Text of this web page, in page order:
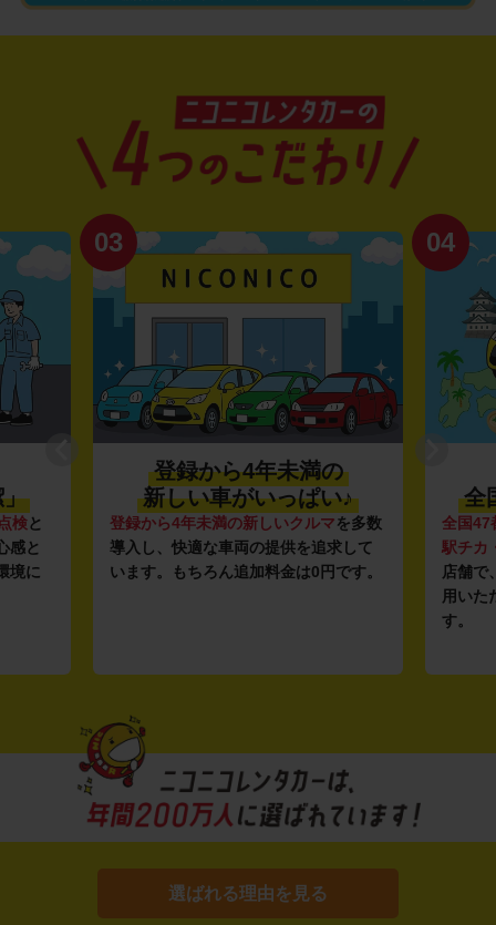
」
検と
感と
境に
03
登録から4年未満の
新しい車がいっぱい♪
登録から4年未満の新しいクルマを多数
導入し、快適な車両の提供を追求して
います。もちろん追加料金は0円です。
04
全
全国47
駅チカ
店舗で
用いた
す。
選ばれる理由を見る